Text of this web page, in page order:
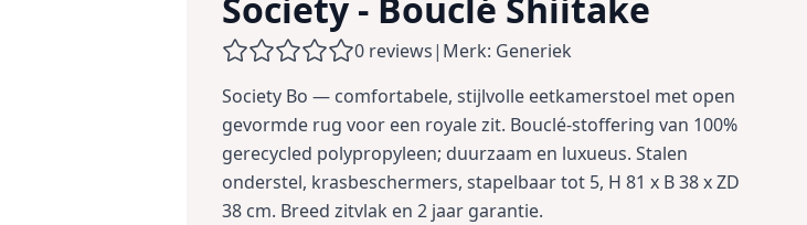
0 reviews| Merk: Generiek
Society Bo — comfortabele, stijlvolle eetkamerstoel met open
gevormde rug voor een royale zit. Bouclé-stoffering van 100%
gerecycled polypropyleen; duurzaam en luxueus. Stalen
onderstel, krasbeschermers, stapelbaar tot 5, H 81 x B 38 x ZD
38 cm. Breed zitvlak en 2 jaar garantie.